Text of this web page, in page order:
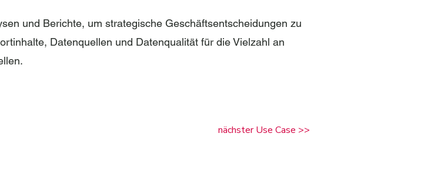
und Berichte, um strategische Geschäftsentscheidungen zu
Datenquellen und Datenqualität für die Vielzahl an
nächster Use Case >>